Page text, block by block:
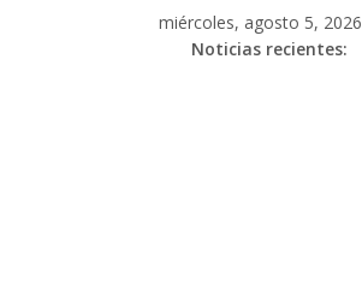
miércoles, agosto 5, 2026
Noticias recientes: